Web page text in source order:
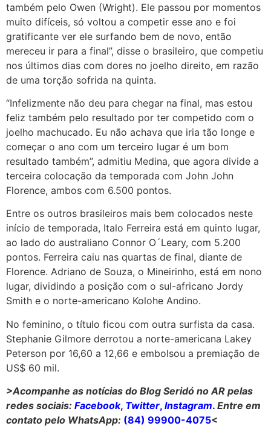
também pelo Owen (Wright). Ele passou por momentos
muito difíceis, só voltou a competir esse ano e foi
gratificante ver ele surfando bem de novo, então
mereceu ir para a final”, disse o brasileiro, que competiu
nos últimos dias com dores no joelho direito, em razão
de uma torção sofrida na quinta.
“Infelizmente não deu para chegar na final, mas estou
feliz também pelo resultado por ter competido com o
joelho machucado. Eu não achava que iria tão longe e
começar o ano com um terceiro lugar é um bom
resultado também”, admitiu Medina, que agora divide a
terceira colocação da temporada com John John
Florence, ambos com 6.500 pontos.
Entre os outros brasileiros mais bem colocados neste
início de temporada, Italo Ferreira está em quinto lugar,
ao lado do australiano Connor O´Leary, com 5.200
pontos. Ferreira caiu nas quartas de final, diante de
Florence. Adriano de Souza, o Mineirinho, está em nono
lugar, dividindo a posição com o sul-africano Jordy
Smith e o norte-americano Kolohe Andino.
No feminino, o título ficou com outra surfista da casa.
Stephanie Gilmore derrotou a norte-americana Lakey
Peterson por 16,60 a 12,66 e embolsou a premiação de
US$ 60 mil.
>Acompanhe as notícias do Blog Seridó no AR pelas
redes sociais: Facebook, Twitter, Instagram. Entre em
contato pelo WhatsApp: (84) 99900-4075<